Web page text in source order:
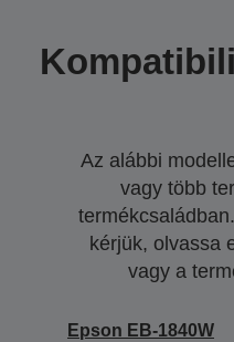
Az alábbi
vagy több
kérjük, olvassa
vagy a
Epson EB-1840W